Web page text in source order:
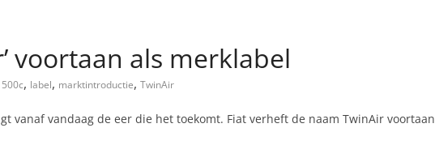
voortaan als merklabel
500c, label, marktintroductie, TwinAir
vanaf vandaag de eer die het toekomt. Fiat verheft de naam TwinAir voortaan